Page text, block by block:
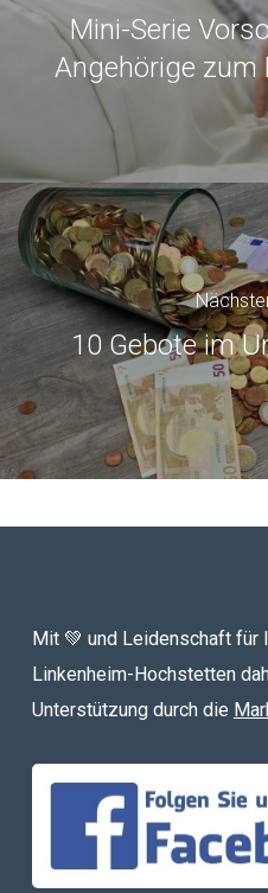
Mini-Serie
Angehörige zum
10 Gebote im
Mit 💚 und Leidenschaft für
Linkenheim-Hochstetten
Unterstützung durch die